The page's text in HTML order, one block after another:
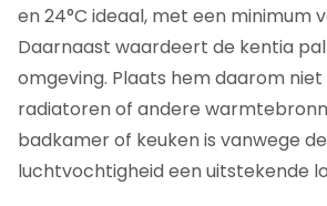
en 24°C ideaal, met een minimum
Daarnaast waardeert de kentia
omgeving. Plaats hem daarom
radiatoren of andere
badkamer of keuken is vanwege
luchtvochtigheid een uitstekende